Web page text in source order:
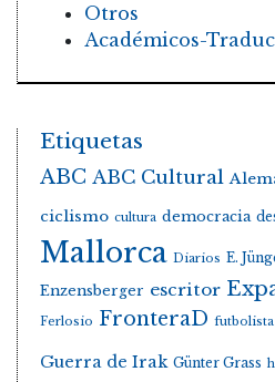
Otros
Académicos-
Etiquetas
ABC ABC Cultural
ciclismo cultura democracia
Mallorca Diarios E.
Enzensberger escritor
Ferlosio FronteraD futbolista
Guerra de Irak Günter Grass